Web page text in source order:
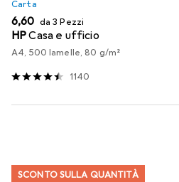
Carta
EUR
6,60 da 3 Pezzi
HPCasa e ufficio
A4, 500 lamelle, 80 g/m²
1140
SCONTO SULLA QUANTITÀ